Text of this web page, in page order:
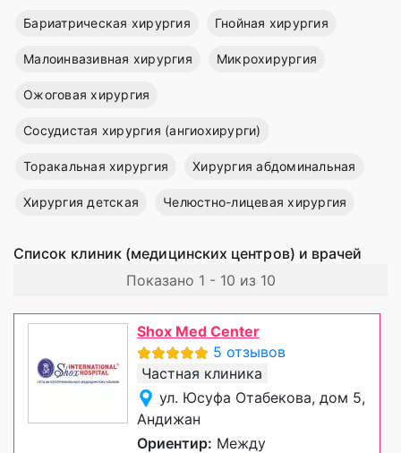
Бариатрическая хирургия Гнойная хирургия
Малоинвазивная хирургия Микрохирургия
Ожоговая хирургия
Сосудистая хирургия (ангиохирурги)
Торакальная хирургия Хирургия абдоминальная
Хирургия детская Челюстно-лицевая хирургия
Список клиник (медицинских центров) и врачей
Показано 1 - 10 из 10
Shox Med Center
5 отзывов
Частная клиника
ул. Юсуфа Отабекова, дом 5,
Андижан
Ориентир: Между